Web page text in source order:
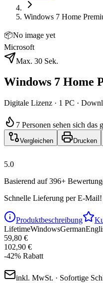
Windows 7 Home
📦No image yet
Microsoft
Max. 30 Sek.
Windows 7 Home
Digitale Lizenz · 1 PC ·
7 Personen sehen sich das
Vergleichen Drucken
5.0
Basierend auf 396+
Schnelle Lieferung per E-Mail!
Produktbeschreibung
LifetimeWindowsGerman
59,80 €
102,90 €
-42% Rabatt
inkl. MwSt. · Sofortige